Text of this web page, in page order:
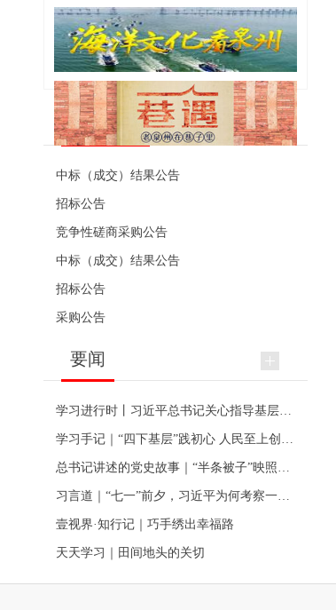
便民资讯
中标（成交）结果公告
招标公告
竞争性磋商采购公告
中标（成交）结果公告
招标公告
采购公告
要闻
壹视界·知行记｜巧手绣出幸福路
天天学习｜田间地头的关切